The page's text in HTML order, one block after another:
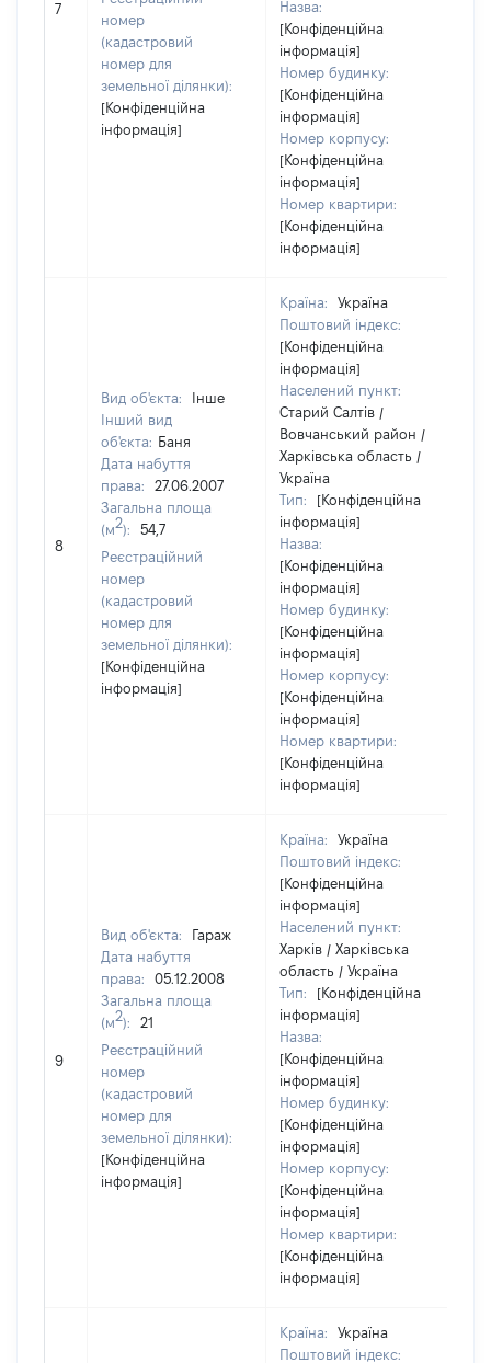
7
номер
(кадастровий
номер для
земельної ділянки):
[Конфіденційна
інформація]
Назва:
[Конфіденційна
інформація]
Номер будинку:
[Конфіденційна
інформація]
Номер корпусу:
[Конфіденційна
інформація]
Номер квартири:
[Конфіденційна
інформація]
8
Вид об'єкта:
Інше
Інший вид
об'єкта: Баня
Дата набуття
права:
27.06.2007
Загальна площа
(м2):
54,7
Реєстраційний
номер
(кадастровий
номер для
земельної ділянки):
[Конфіденційна
інформація]
Країна:
Україна
Поштовий індекс:
[Конфіденційна
інформація]
Населений пункт:
Старий Салтів /
Вовчанський район /
Харківська область /
Україна
Тип:
[Конфіденційна
інформація]
Назва:
[Конфіденційна
інформація]
Номер будинку:
[Конфіденційна
інформація]
Номер корпусу:
[Конфіденційна
інформація]
Номер квартири:
[Конфіденційна
інформація]
9
Вид об'єкта:
Гараж
Дата набуття
права:
05.12.2008
Загальна площа
(м2):
21
Реєстраційний
номер
(кадастровий
номер для
земельної ділянки):
[Конфіденційна
інформація]
Країна:
Україна
Поштовий індекс:
[Конфіденційна
інформація]
Населений пункт:
Харків / Харківська
область / Україна
Тип:
[Конфіденційна
інформація]
Назва:
[Конфіденційна
інформація]
Номер будинку:
[Конфіденційна
інформація]
Номер корпусу:
[Конфіденційна
інформація]
Номер квартири:
[Конфіденційна
інформація]
Країна:
Україна
Поштовий індекс: